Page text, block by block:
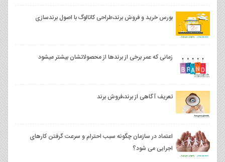
بورس خرید و فروش برند،طراحی کاتالوگ با اصول برندسازی
زمانی که عمر برخی از برندها از محصولاتشان بیشتر میشود
تعریف آگاهی از برند،فروش برند
اعتماد در سازمان چگونه سبب احترام و سرعت گرفتن کارهای
اجرایی می شود؟